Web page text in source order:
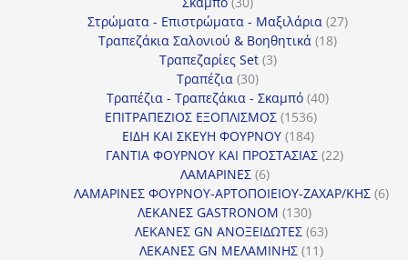
προϊόντα
Στρώματα - Επιστρώματα - Μαξιλάρια 2727
Τραπεζάκια Σαλονιού & Βοηθητικά 1818
Τραπεζαρίες Set 33
Τραπέζια 3030
προϊόντα
Τραπέζια - Τραπεζάκια - Σκαμπό 4040
ΕΠΙΤΡΑΠΕΖΙΟΣ ΕΞΟΠΛΙΣΜΟΣ 15361536
προϊόντα
ΕΙΔΗ ΚΑΙ ΣΚΕΥΗ ΦΟΥΡΝΟΥ 184184
προϊόντα
ΓΑΝΤΙΑ ΦΟΥΡΝΟΥ ΚΑΙ ΠΡΟΣΤΑΣΙΑΣ 2222
ΛΑΜΑΡΙΝΕΣ 66
προϊόντα
ΛΑΜΑΡΙΝΕΣ ΦΟΥΡΝΟΥ-ΑΡΤΟΠΟΙΕΙΟΥ-ΖΑΧΑΡ/ΚΗΣ 66
ΛΕΚΑΝΕΣ GASTRONOM 130130
προϊόντα
ΛΕΚΑΝΕΣ GN ΑΝΟΞΕΙΔΩΤΕΣ 6363
ΛΕΚΑΝΕΣ GN ΜΕΛΑΜΙΝΗΣ 1111